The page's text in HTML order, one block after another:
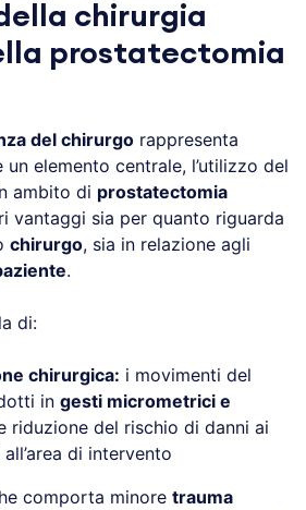
chirurgia
prostatectomia
del chirurgo rappresenta
un elemento centrale, l’utilizzo del
ambito di prostatectomia
vantaggi sia per quanto riguarda
chirurgo, sia in relazione agli
.
di:
chirurgica: i movimenti del
in gesti micrometrici e
riduzione del rischio di danni ai
di intervento
comporta minore trauma